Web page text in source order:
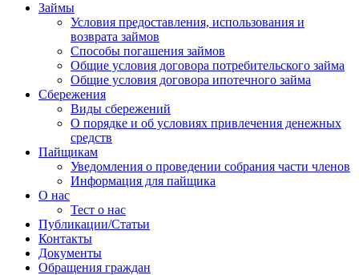
Займы
Условия предоставления, использования и
возврата займов
Способы погашения займов
Общие условия договора потребительского займа
Общие условия договора ипотечного займа
Сбережения
Виды сбережений
О порядке и об условиях привлечения денежных
средств
Пайщикам
Уведомления о проведении собрания части членов
Информация для пайщика
О нас
Тест о нас
Публикации/Статьи
Контакты
Документы
Обращения граждан